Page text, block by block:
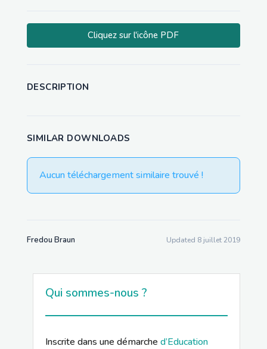
Cliquez sur l'icône PDF
DESCRIPTION
SIMILAR DOWNLOADS
Aucun téléchargement similaire trouvé !
Fredou Braun Updated 8 juillet 2019
Qui sommes-nous ?
Inscrite dans une démarche d’Education